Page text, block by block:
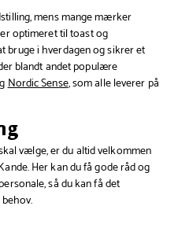
mens mange mærker
optimeret til toast og
bruge i hverdagen og sikrer et
blandt andet populære
Nordic Sense, som alle leverer på
vælge, er du altid velkommen
Her kan du få gode råd og
så du kan få det